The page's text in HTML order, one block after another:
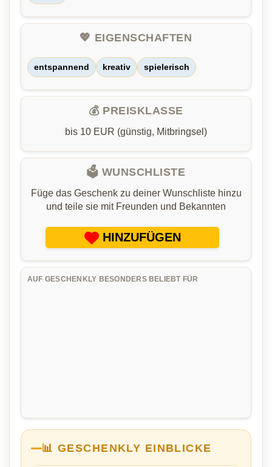
💖 EIGENSCHAFTEN
entspannend kreativ spielerisch
💰 PREISKLASSE
bis 10 EUR (günstig, Mitbringsel)
🗳️ WUNSCHLISTE
Füge das Geschenk zu deiner Wunschliste hinzu
und teile sie mit Freunden und Bekannten
HINZUFÜGEN
AUF GESCHENKLY BESONDERS BELIEBT FÜR
📊 GESCHENKLY EINBLICKE